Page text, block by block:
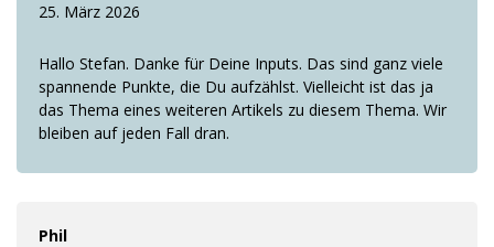
25. März 2026
Hallo Stefan. Danke für Deine Inputs. Das sind ganz viele
spannende Punkte, die Du aufzählst. Vielleicht ist das ja
das Thema eines weiteren Artikels zu diesem Thema. Wir
bleiben auf jeden Fall dran.
Phil